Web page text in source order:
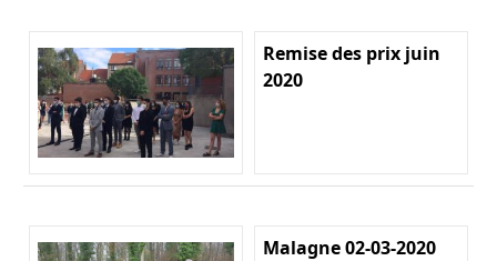
Remise des prix juin
2020
Malagne 02-03-2020